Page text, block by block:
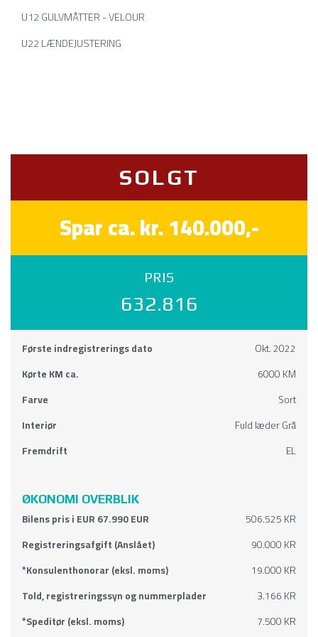
U12 GULVMÅTTER - VELOUR
U22 LÆNDEJUSTERING
SOLGT
Spar ca. kr. 140.000,-
PRIS
632.816
Første indregistrerings dato
Okt. 2022
Kørte KM ca.
6000 KM
Farve
Sort
Interiør
Fuld læder Grå
Fremdrift
EL
ØKONOMI OVERBLIK
Bilens pris i EUR 67.990 EUR
506.525 KR
Registreringsafgift (Anslået)
90.000 KR
*Konsulenthonorar (eksl. moms)
19.000 KR
Told, registreringssyn og nummerplader
3.166 KR
*Speditør (eksl. moms)
7.500 KR